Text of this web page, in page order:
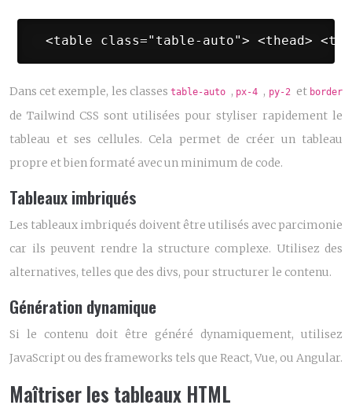
<table class="table-auto"> <thead>
Dans cet exemple, les classes table-auto , px-4 , py-2 et border
de Tailwind CSS sont utilisées pour styliser rapidement le
tableau et ses cellules. Cela permet de créer un tableau
propre et bien formaté avec un minimum de code.
Tableaux imbriqués
Les tableaux imbriqués doivent être utilisés avec parcimonie
car ils peuvent rendre la structure complexe. Utilisez des
alternatives, telles que des divs, pour structurer le contenu.
Génération dynamique
Si le contenu doit être généré dynamiquement, utilisez
JavaScript ou des frameworks tels que React, Vue, ou Angular.
Maîtriser les tableaux HTML